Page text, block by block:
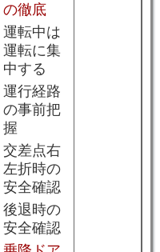
の徹底
運転中は
運転に集
中する
運行経路
の事前把
握
交差点右
左折時の
安全確認
後退時の
安全確認